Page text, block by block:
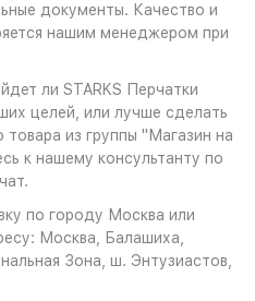
документы. Качество и
нашим менеджером при
ли STARKS Перчатки
целей, или лучше сделать
товара из группы "Магазин на
к нашему консультанту по
по городу Москва или
Москва, Балашиха,
Зона, ш. Энтузиастов,